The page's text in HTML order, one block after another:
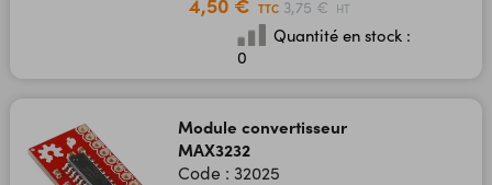
TTC 3,75 € HT
Quantité en stock :
0
Module convertisseur
MAX3232
Code : 32025